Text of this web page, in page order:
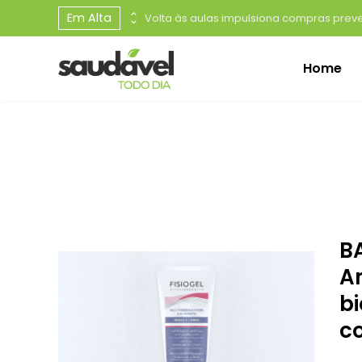
Em Alta Dia Mundial do Câncer de Rim: maioria dos casos é silenciosa e diagnóstico precoce é decisivo para melhores resultados no tratamento
Home